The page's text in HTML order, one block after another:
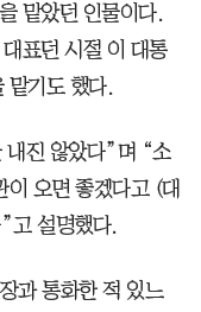
맡았던 인물이다.
표던 시절 이 대통
기도 했다.
내진 않았다”며 “소
이 오면 좋겠다고 (대
고 설명했다.
과 통화한 적 있느